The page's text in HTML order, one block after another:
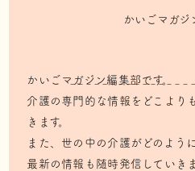
かいごマガジ
かいごマガジン編集部です。
介護の専門的な情報をどこより
きます。
また、世の中の介護がどのよう
最新の情報も随時発信していき